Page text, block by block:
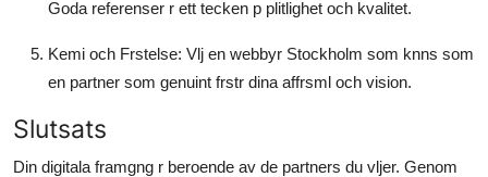
Goda referenser r ett tecken p plitlighet och kvalitet.
Kemi och Frstelse: Vlj en webbyr Stockholm som knns som
en partner som genuint frstr dina affrsml och vision.
Slutsats
Din digitala framgng r beroende av de partners du vljer. Genom